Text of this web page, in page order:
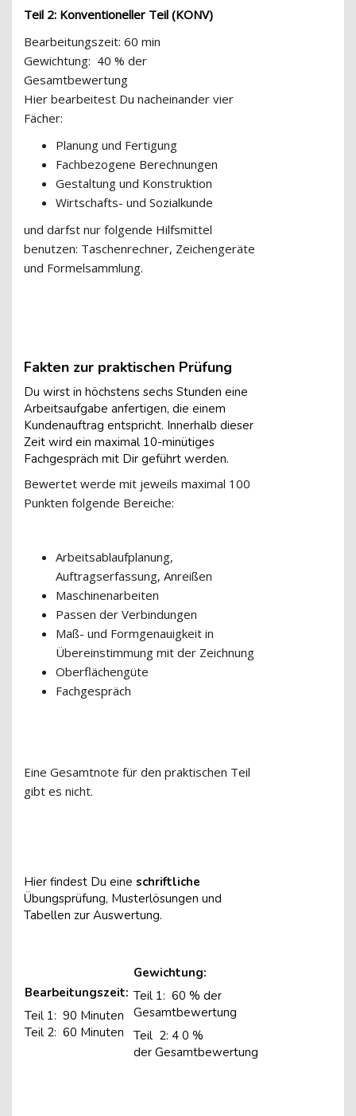
Teil 2: Konventioneller Teil (KONV)
Bearbeitungszeit: 60 min
Gewichtung: 40 % der
Gesamtbewertung
Hier bearbeitest Du nacheinander vier
Fächer:
Planung und Fertigung
Fachbezogene Berechnungen
Gestaltung und Konstruktion
Wirtschafts- und Sozialkunde
und darfst nur folgende Hilfsmittel
benutzen: Taschenrechner, Zeichengeräte
und Formelsammlung.
Fakten zur praktischen Prüfung
Du wirst in höchstens sechs Stunden eine
Arbeitsaufgabe anfertigen, die einem
Kundenauftrag entspricht. Innerhalb dieser
Zeit wird ein maximal 10-minütiges
Fachgespräch mit Dir geführt werden.
Bewertet werde mit jeweils maximal 100
Punkten folgende Bereiche:
Arbeitsablaufplanung,
Auftragserfassung, Anreißen
Maschinenarbeiten
Passen der Verbindungen
Maß- und Formgenauigkeit in
Übereinstimmung mit der Zeichnung
Oberflächengüte
Fachgespräch
Eine Gesamtnote für den praktischen Teil
gibt es nicht.
Hier findest Du eine schriftliche
Übungsprüfung, Musterlösungen und
Tabellen zur Auswertung.
Bearbeitungszeit:
Teil 1: 90 Minuten
Teil 2: 60 Minuten
Gewichtung:
Teil 1: 60 % der
Gesamtbewertung
Teil 2: 4 0 %
der Gesamtbewertung